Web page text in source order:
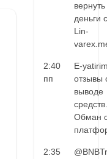
вернуть
деньги с
Lin-
2:40
пп
E-
отзывы
выводе
средств.
Обман
2:35